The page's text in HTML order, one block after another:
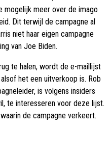
mogelijk meer over de imago
Dit terwijl de campagne al
niet haar eigen campagne
van Joe Biden.
te halen, wordt de e-maillijst
het een uitverkoop is. Rob
is volgens insiders
te interesseren voor deze lijst.
de campagne verkeert.